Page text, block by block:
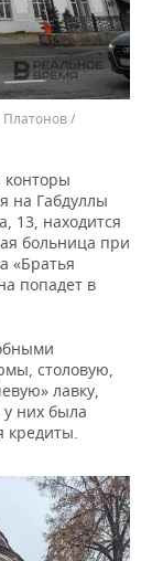
/
конторы
на Габдуллы
13, находится
больница при
«Братья
попадет в
столовую,
лавку,
них была
кредиты.